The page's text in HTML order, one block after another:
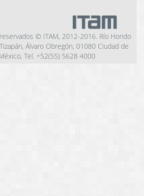
© ITAM, 2012-2016. Río Hondo
Álvaro Obregón, 01080 Ciudad de
Tel. +52(55) 5628 4000